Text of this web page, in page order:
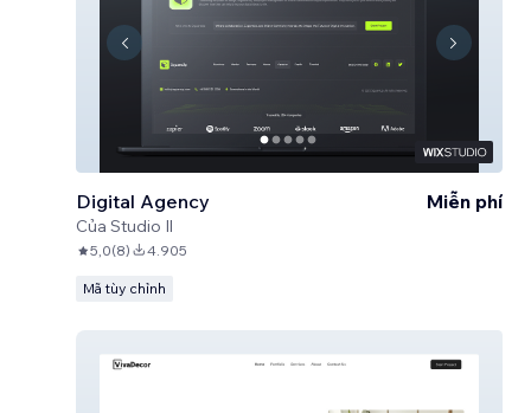
Digital Agency
Của Studio Il
Miễn phí
5,0(8) 4.905
Mã tùy chỉnh